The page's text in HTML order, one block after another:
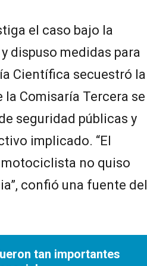
el caso bajo la
dispuso medidas para
Científica secuestró la
Comisaría Tercera se
seguridad públicas y
implicado. “El
motociclista no quiso
confió una fuente del
tan importantes